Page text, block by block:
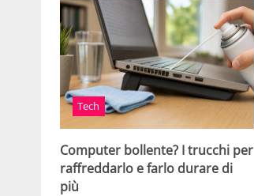
Tech
Computer bollente? I trucchi per
raffreddarlo e farlo durare di
più